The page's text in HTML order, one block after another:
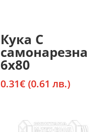
Кука С
самонарезна
6х80
0.31€ (0.61 лв.)